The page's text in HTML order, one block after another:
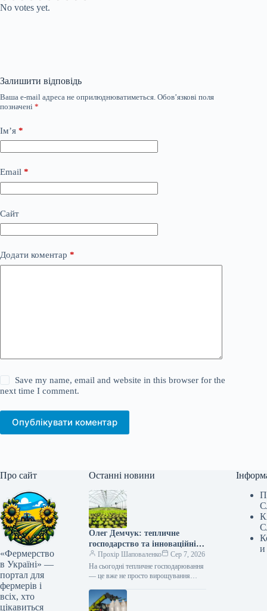
No votes yet.
Залишити відповідь
Ваша e-mail адреса не оприлюднюватиметься. Обов’язкові поля
позначені *
Ім’я *
Email *
Сайт
Додати коментар *
Save my name, email and website in this browser for the
next time I comment.
Опублікувати коментар
Про сайт
«Фермерство
в Україні» —
портал для
фермерів і
всіх, хто
цікавиться
Останні новини
Олег Демчук: тепличне
господарство та інноваційні
центри в Україні
Прохір Шаповаленко
Сер 7, 2026
На сьогодні тепличне господарювання
— це вже не просто вирощування
технологій та цифрових інструментів,
що…
и